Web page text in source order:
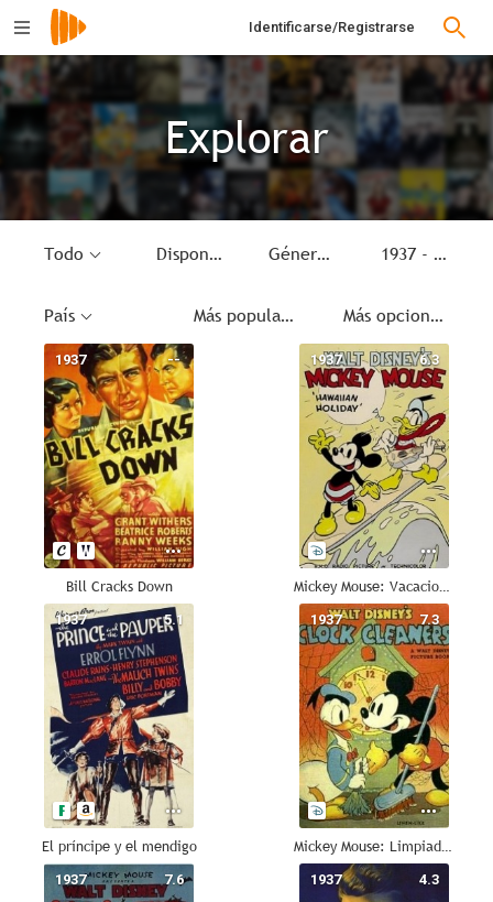
Identificarse/Registrarse
Explorar
Todo Disponible Género 1937 - 1937
País Más populares Más opciones
--
1937
Bill Cracks Down
6.3
1937
Mickey Mouse: Vacaciones en Hawai
5.1
1937
El príncipe y el mendigo
7.3
1937
Mickey Mouse: Limpiadores de relojes
7.6
1937 4.3
1937